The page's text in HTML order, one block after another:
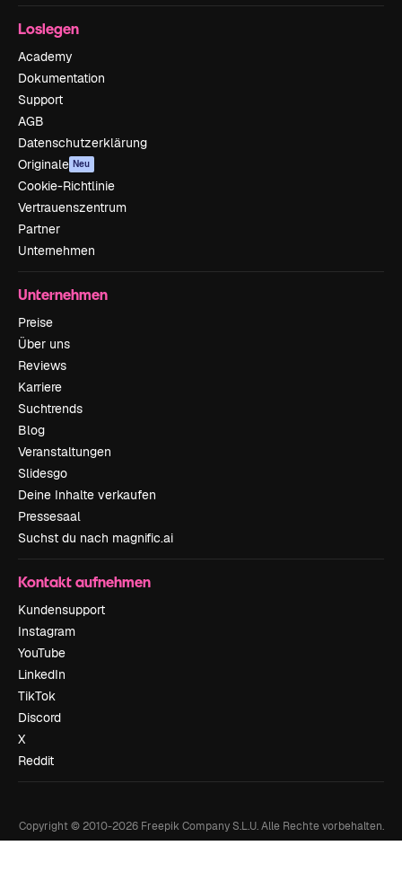
Loslegen
Academy
Dokumentation
Support
AGB
Datenschutzerklärung
Originale Neu
Cookie-Richtlinie
Vertrauenszentrum
Partner
Unternehmen
Unternehmen
Preise
Über uns
Reviews
Karriere
Suchtrends
Blog
Veranstaltungen
Slidesgo
Deine Inhalte verkaufen
Pressesaal
Suchst du nach magnific.ai
Kontakt aufnehmen
Kundensupport
Instagram
YouTube
LinkedIn
TikTok
Discord
X
Reddit
Copyright © 2010-2026Freepik Company S.L.U. Alle Rechte vorbehalten.